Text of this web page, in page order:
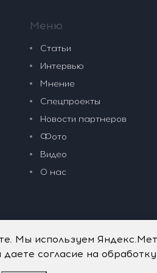
Меню
Статьи
Интервью
Мнение
Спецпроекты
Новости партнеров
Фото
Видео
О нас
Мы используем
согласие на